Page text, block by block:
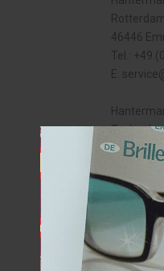
46446
Tel.: +49
E:
Tel.: +43
E: